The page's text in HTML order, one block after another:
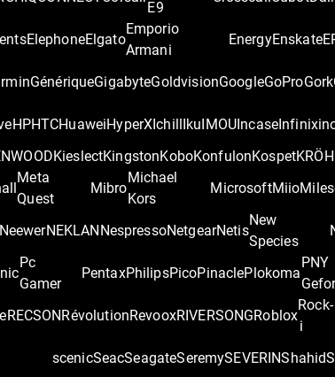
E9
ElephoneElgato
Emporio
Armani
EnergyEnskate
GénériqueGigabyteGoldvisionGoogleGoProGork
HPHTCHuaweiHyperXIchillIkuIMOUIncaseInfinix
KieslectKingstonKoboKonfulonKospet
Meta
Quest
Mibro
Michael
Kors
MicrosoftMiio
NeewerNEKLANNespressoNetgearNetis
New
Species
Pc
Gamer
PentaxPhilipsPicoPinaclePlokoma
PNY
RECSONRévolutionRevooxRIVERSONGRoblox
Rock-
i
scenicSeacSeagateSeremySEVERINShahid